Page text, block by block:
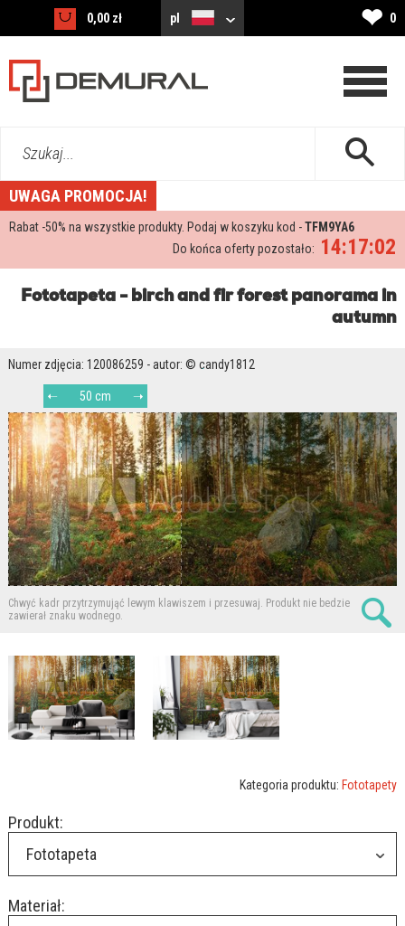
0,00 zł pl ❤ 0
Szukaj...
UWAGA PROMOCJA!
Rabat -50% na wszystkie produkty. Podaj w koszyku kod -TFM9YA6
14:17:01
Do końca oferty pozostało:
Fototapeta - birch and fir forest panorama in
autumn
Numer zdjęcia: 120086259 - autor: © candy1812
50 cm
Chwyć kadr przytrzymująć lewym klawiszem i przesuwaj. Produkt nie bedzie
zawierał znaku wodnego.
Kategoria produktu: Fototapety
Produkt:
Fototapeta
Materiał: